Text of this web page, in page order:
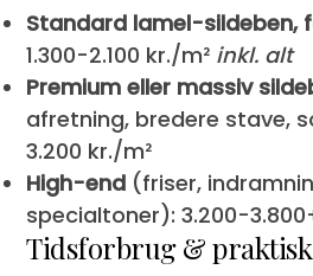
Standard lamel-sildeben,
1.300-2.100 kr./m² inkl. alt
Premium eller massiv
afretning, bredere stave,
3.200 kr./m²
High-end (friser,
specialtoner): 3.200-
Tidsforbrug &